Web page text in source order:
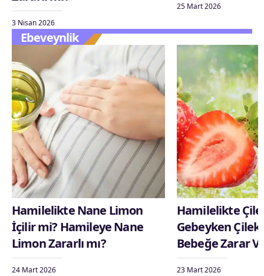
3 Nisan 2026
25 Mart 2026
Ebeveynlik
Hamilelikte Nane Limon
İçilir mi? Hamileye Nane
Limon Zararlı mı?
24 Mart 2026
Hamilelikte
Gebeyken Çilek
Bebeğe Zarar
23 Mart 2026